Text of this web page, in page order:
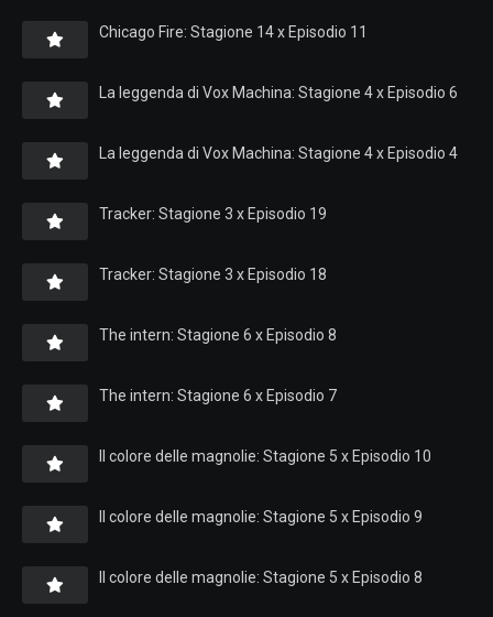
Chicago Fire: Stagione 14 x Episodio 11
La leggenda di Vox Machina: Stagione 4 x Episodio 6
La leggenda di Vox Machina: Stagione 4 x Episodio 4
Tracker: Stagione 3 x Episodio 19
Tracker: Stagione 3 x Episodio 18
The intern: Stagione 6 x Episodio 8
The intern: Stagione 6 x Episodio 7
Il colore delle magnolie: Stagione 5 x Episodio 10
Il colore delle magnolie: Stagione 5 x Episodio 9
Il colore delle magnolie: Stagione 5 x Episodio 8